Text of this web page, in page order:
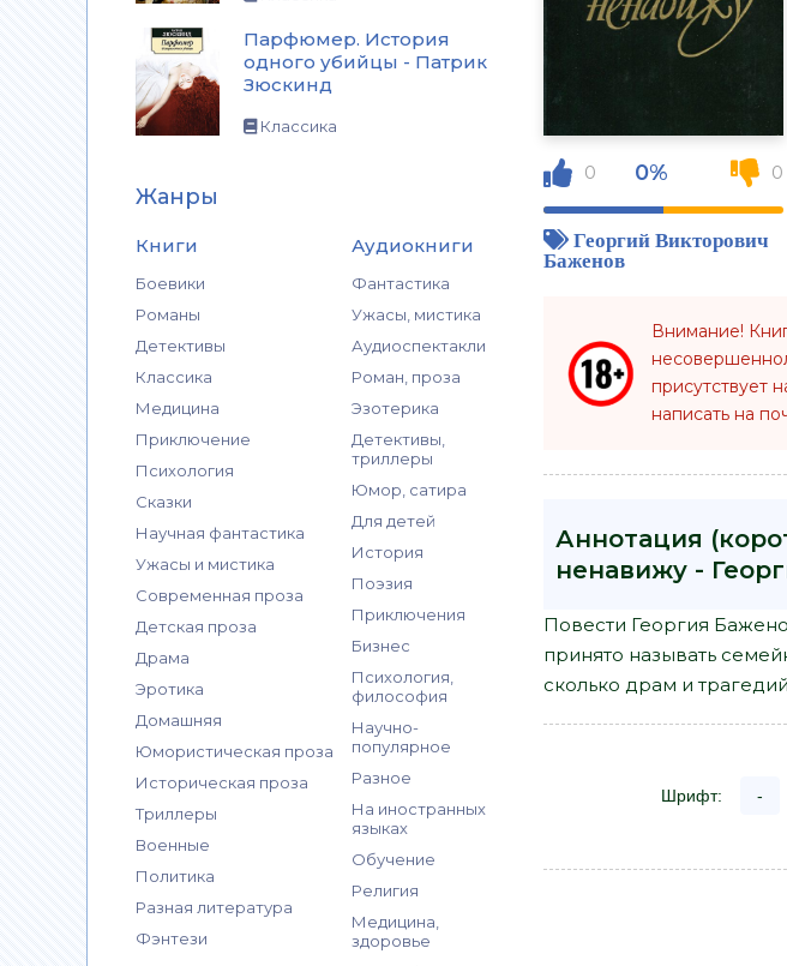
Парфюмер. История
одного убийцы - Патрик
Зюскинд
Классика
Жанры
Книги
Боевики
Романы
Детективы
Классика
Медицина
Приключение
Психология
Сказки
Научная фантастика
Ужасы и мистика
Современная проза
Детская проза
Драма
Эротика
Домашняя
Юмористическая проза
Историческая проза
Триллеры
Военные
Политика
Разная литература
Фэнтези
Аудиокниги
Фантастика
Ужасы, мистика
Аудиоспектакли
Роман, проза
Эзотерика
Детективы,
триллеры
Юмор, сатира
Для детей
История
Поэзия
Приключения
Бизнес
Психология,
философия
Научно-
популярное
Разное
На иностранных
языках
Обучение
Религия
Медицина,
здоровье
0 0% 0
Георгий Викторович
Баженов
Внимание!
присутствует
написать на
Аннотация
ненавижу -
Повести Георгия
принято называть
сколько драм и
Шрифт: -